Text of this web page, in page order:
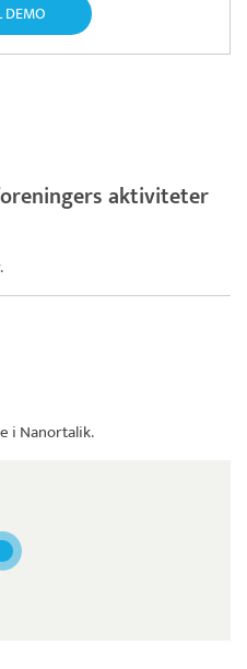
DEMO
aktiviteter
i Nanortalik.